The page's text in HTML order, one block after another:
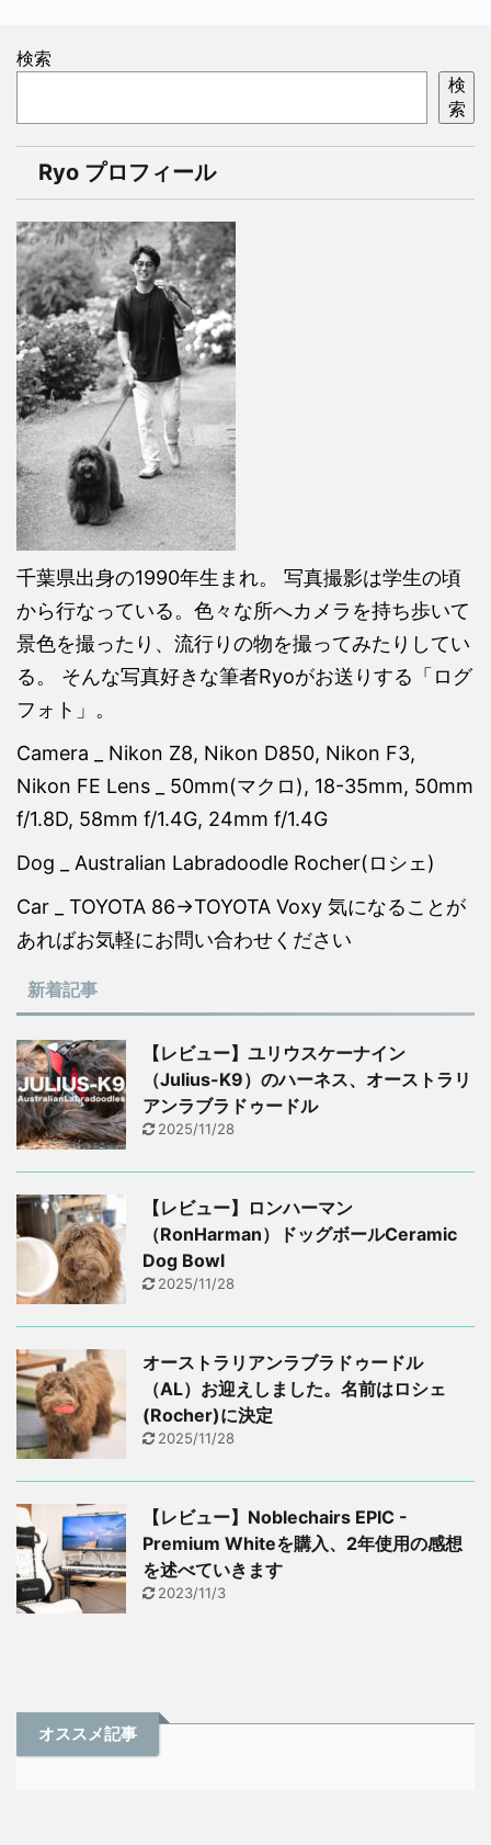
検索
検
索
Ryo プロフィール
千葉県出身の1990年生まれ。 写真撮影は学生の頃
から行なっている。色々な所へカメラを持ち歩いて
景色を撮ったり、流行りの物を撮ってみたりしてい
る。 そんな写真好きな筆者Ryoがお送りする「ログ
フォト」。
Camera _ Nikon Z8, Nikon D850, Nikon F3,
Nikon FE Lens _ 50mm(マクロ), 18-35mm, 50mm
f/1.8D, 58mm f/1.4G, 24mm f/1.4G
Dog _ Australian Labradoodle Rocher(ロシェ)
Car _ TOYOTA 86→TOYOTA Voxy 気になることが
あればお気軽にお問い合わせください
新着記事
【レビュー】ユリウスケーナイン
（Julius-K9）のハーネス、オーストラリ
アンラブラドゥードル
2025/11/28
【レビュー】ロンハーマン
（RonHarman）ドッグボールCeramic
Dog Bowl
2025/11/28
オーストラリアンラブラドゥードル
（AL）お迎えしました。名前はロシェ
(Rocher)に決定
2025/11/28
【レビュー】Noblechairs EPIC -
Premium Whiteを購入、2年使用の感想
を述べていきます
2023/11/3
オススメ記事